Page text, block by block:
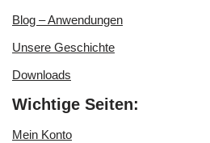
Blog – Anwendungen
Unsere Geschichte
Downloads
Wichtige Seiten:
Mein Konto